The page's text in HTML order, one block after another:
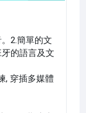
2.簡單的文
的語言及文
, 穿插多媒體